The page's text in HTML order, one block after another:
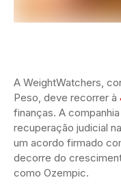
A WeightWatchers,
Peso, deve recorrer à
finanças. A
recuperação judicial
um acordo firmado
decorre do
como Ozempic.